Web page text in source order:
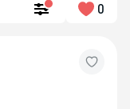
0